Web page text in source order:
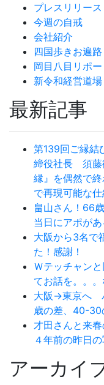
プレスリリース
今週の自戒
会社紹介
四国歩きお遍路
岡目八目リポー
新令和経営道場
最新記事
第139回ご縁
締役社長 須藤
縁』を偶然で
で再現可能な
畠山さん！66
当日にアポがあ
大阪から3名で
た！感謝！
Ｗテッチャン
てお話を。。。
大阪→東京へ
歳の差、40-30
才田さんと来
４年前の昨日の
アーカイ